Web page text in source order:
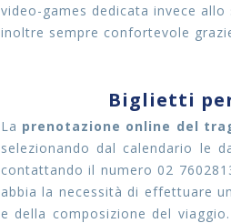
video-games dedicata invece
inoltre sempre confortevole
Biglietti
La prenotazione online del
selezionando dal calendario le
contattando il numero 02
abbia la necessità di effettuare
e della composizione del